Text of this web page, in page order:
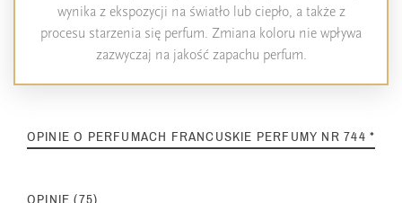
wynika z ekspozycji na światło lub ciepło, a także z
procesu starzenia się perfum. Zmiana koloru nie wpływa
zazwyczaj na jakość zapachu perfum.
OPINIE O PERFUMACH FRANCUSKIE PERFUMY NR 744 *